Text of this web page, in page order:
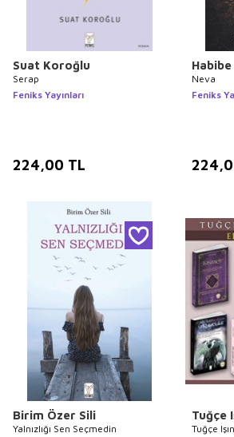
Suat Koroğlu
Serap
Feniks Yayınları
224,00 TL
Neva
Feniks
Birim Özer Sili
Yalnızlığı Sen Seçmedin
Tuğçe
Tuğçe